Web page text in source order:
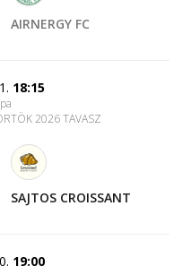
AIRNERGY FC
18:15
2026 TAVASZ
SAJTOS CROISSANT
19:00